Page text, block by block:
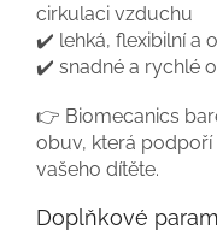
cirkulaci vzduchu
✔️ lehká, flexibilní a
✔️ snadné a rychlé
👉 Biomecanics
obuv, která
vašeho dítěte.
Doplňkové